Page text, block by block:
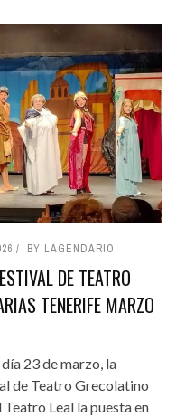
BY LAGENDARIO
DE TEATRO
TENERIFE MARZO
23 de marzo, la
de Teatro Grecolatino
Teatro Leal la puesta en